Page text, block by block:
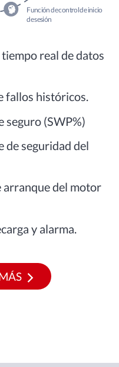
Función de control de inicio
de sesión
real de datos
fallos históricos.
seguro (SWP%)
de seguridad del
arranque del motor
y alarma.